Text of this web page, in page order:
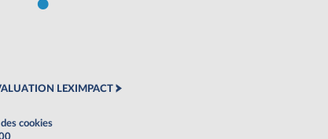
LEXIMPACT
cookies